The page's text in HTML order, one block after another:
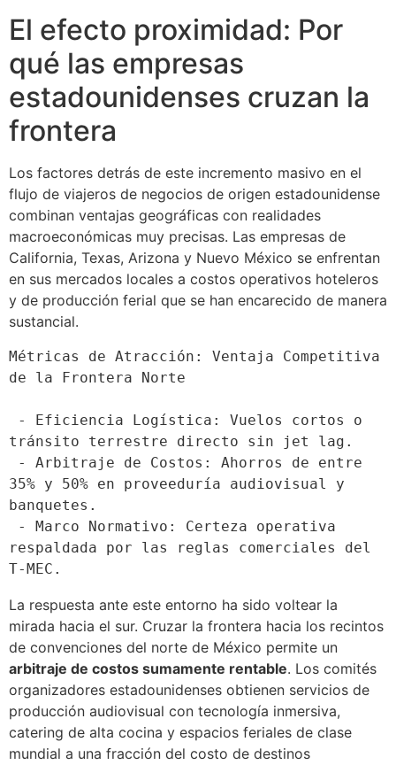
El efecto proximidad: Por
qué las empresas
estadounidenses cruzan la
frontera
Los factores detrás de este incremento masivo en el
flujo de viajeros de negocios de origen estadounidense
combinan ventajas geográficas con realidades
macroeconómicas muy precisas. Las empresas de
California, Texas, Arizona y Nuevo México se enfrentan
en sus mercados locales a costos operativos hoteleros
y de producción ferial que se han encarecido de manera
sustancial.
Métricas de Atracción: Ventaja Competitiva
de la Frontera Norte
tránsito terrestre directo sin jet lag.
35% y 50% en proveeduría audiovisual y
banquetes.
respaldada por las reglas comerciales del
La respuesta ante este entorno ha sido voltear la
mirada hacia el sur. Cruzar la frontera hacia los recintos
de convenciones del norte de México permite un
arbitraje de costos sumamente rentable. Los comités
organizadores estadounidenses obtienen servicios de
producción audiovisual con tecnología inmersiva,
catering de alta cocina y espacios feriales de clase
mundial a una fracción del costo de destinos